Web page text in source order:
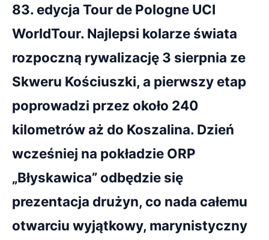
83. edycja Tour de Pologne UCI
WorldTour. Najlepsi kolarze świata
rozpoczną rywalizację 3 sierpnia ze
Skweru Kościuszki, a pierwszy etap
poprowadzi przez około 240
kilometrów aż do Koszalina. Dzień
wcześniej na pokładzie ORP
„Błyskawica” odbędzie się
prezentacja drużyn, co nada całemu
otwarciu wyjątkowy, marynistyczny